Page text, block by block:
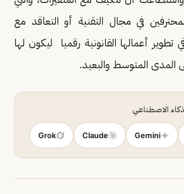
في مجال التقنية أو التعاقد مع
تطوير أعمالها القانونية رقميا ليكون لها
المتوسط والبعيد.
الاصطناعي
Gemini
Claude
Grok